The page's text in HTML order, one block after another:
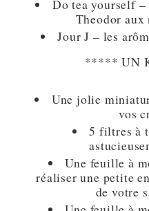
Do tea yourself
Theodor aux
Jour J – les
***** UN
Une jolie
vos
5 filtres à
Une feuille à
réaliser une petite
de votre